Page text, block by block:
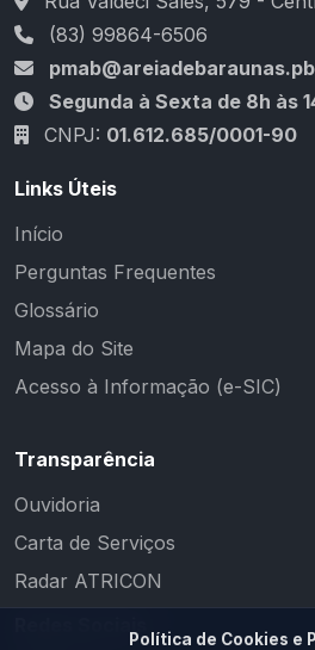
(83) 99864-6506
Segunda à Sexta de 8h às
CNPJ: 01.612.685/0001-90
Links Úteis
Início
Perguntas Frequentes
Glossário
Mapa do Site
Acesso à Informação (e-SIC)
Transparência
Ouvidoria
Carta de Serviços
Radar ATRICON
Política de Cookies e